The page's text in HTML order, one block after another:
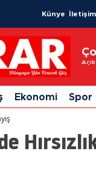
Künye İletişim
Açık
Ekonomi Spor